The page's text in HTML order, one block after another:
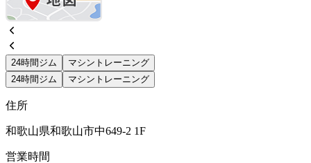
24時間ジム
マシントレーニング
24時間ジム
マシントレーニング
住所
和歌山県和歌山市中649-2 1F
営業時間